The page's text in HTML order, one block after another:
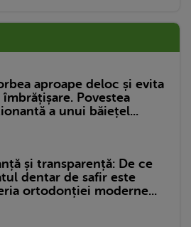
aproape deloc și evita
Povestea
a unui băiețel...
și transparență: De ce
dentar de safir este
ortodonției moderne...